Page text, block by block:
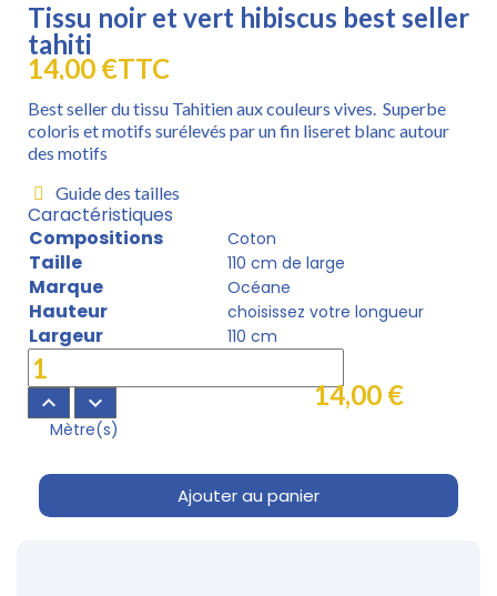
Tissu noir et vert hibiscus best seller
tahiti
14,00 €TTC
Best seller du tissu Tahitien aux couleurs vives. Superbe
coloris et motifs surélevés par un fin liseret blanc autour
des motifs
Guide des tailles
Caractéristiques
Compositions
Coton
Taille 110 cm de large
Marque Océane
Hauteur choisissez votre longueur
Largeur 110 cm
keyboard_arrow_up keyboard_arrow_down
Mètre(s)
14,00 €
Ajouter au panier